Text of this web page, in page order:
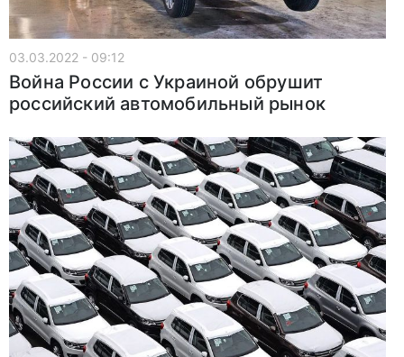
03.03.2022 - 09:12
Война России с Украиной обрушит
российский автомобильный рынок